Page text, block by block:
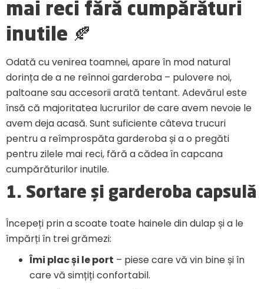
mai reci fără cumpărături
inutile 🍂
Odată cu venirea toamnei, apare în mod natural
dorința de a ne reînnoi garderoba – pulovere noi,
paltoane sau accesorii arată tentant. Adevărul este
însă că majoritatea lucrurilor de care avem nevoie le
avem deja acasă. Sunt suficiente câteva trucuri
pentru a reîmprospăta garderoba și a o pregăti
pentru zilele mai reci, fără a cădea în capcana
cumpărăturilor inutile.
1. Sortare și garderoba capsulă
Începeți prin a scoate toate hainele din dulap și a le
împărți în trei grămezi:
Îmi plac și le port – piese care vă vin bine și în
care vă simțiți confortabil.